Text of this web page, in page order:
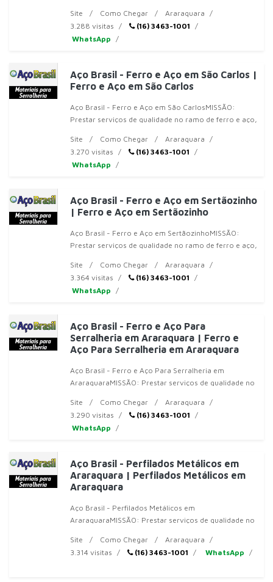
nossos clientes da
Site Como Chegar
Araraquara
3.288 visitas
(16) 3463-1001
WhatsApp
Aço Brasil - Ferro e Aço em São Carlos |
Ferro e Aço em São Carlos
Aço Brasil - Ferro e Aço em São CarlosMISSÃO:
Prestar serviços de qualidade no ramo de ferro e aço,
nossos clientes da
Site Como Chegar
Araraquara
3.270 visitas
(16) 3463-1001
WhatsApp
Aço Brasil - Ferro e Aço em Sertãozinho
| Ferro e Aço em Sertãozinho
Aço Brasil - Ferro e Aço em SertãozinhoMISSÃO:
Prestar serviços de qualidade no ramo de ferro e aço,
nossos clientes d
Site Como Chegar
Araraquara
3.364 visitas
(16) 3463-1001
WhatsApp
Aço Brasil - Ferro e Aço Para
Serralheria em Araraquara | Ferro e
Aço Para Serralheria em Araraquara
Aço Brasil - Ferro e Aço Para Serralheria em
AraraquaraMISSÃO: Prestar serviços de qualidade no
procurar atender no
Site Como Chegar
Araraquara
3.290 visitas
(16) 3463-1001
WhatsApp
Aço Brasil - Perfilados Metálicos em
Araraquara | Perfilados Metálicos em
Araraquara
Aço Brasil - Perfilados Metálicos em
AraraquaraMISSÃO: Prestar serviços de qualidade no
procurar atender nossos cli
Site Como Chegar
Araraquara
3.314 visitas
(16) 3463-1001 WhatsApp